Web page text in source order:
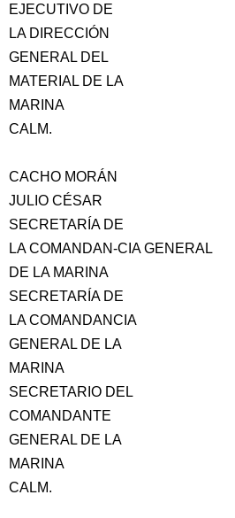
EJECUTIVO DE
LA DIRECCIÓN
GENERAL DEL
MATERIAL DE LA
MARINA
CALM.
CACHO MORÁN
JULIO CÉSAR
SECRETARÍA DE
LA COMANDAN-CIA GENERAL
DE LA MARINA
SECRETARÍA DE
LA COMANDANCIA
GENERAL DE LA
MARINA
SECRETARIO DEL
COMANDANTE
GENERAL DE LA
MARINA
CALM.